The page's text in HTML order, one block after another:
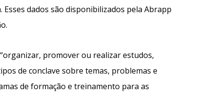
dados são disponibilizados pela Abrapp
promover ou realizar estudos,
de conclave sobre temas, problemas e
de formação e treinamento para as